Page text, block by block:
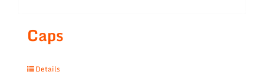
Caps
Details